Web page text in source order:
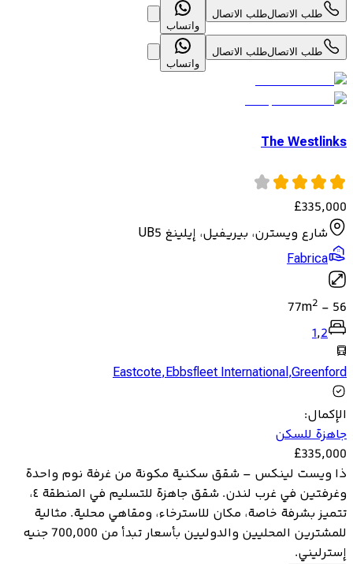
طلب الاتصالطلب الاتصال
واتساب
طلب الاتصالطلب الاتصال
واتساب
The Westlinks
£335,000
شارع ويسترن، بيريفيل، إيلينغ UB5
Fabrica
56
-
77m2
1,2
Eastcote,Ebbsfleet International,Greenford
الإكمال:
جاهزة للسكن
£335,000
ذا ويست لينكس – شقق سكنية مكونة من غرفة نوم واحدة
وغرفتين في غرب لندن. شقق جاهزة للتسليم في المنطقة ٤،
تتميز بشرفة خاصة، مكان للاسترخاء، ومقاهي محلية. مثالية
للمشترين المحليين والدوليين بأسعار تبدأ من 700,000 جنيه
إسترليني.